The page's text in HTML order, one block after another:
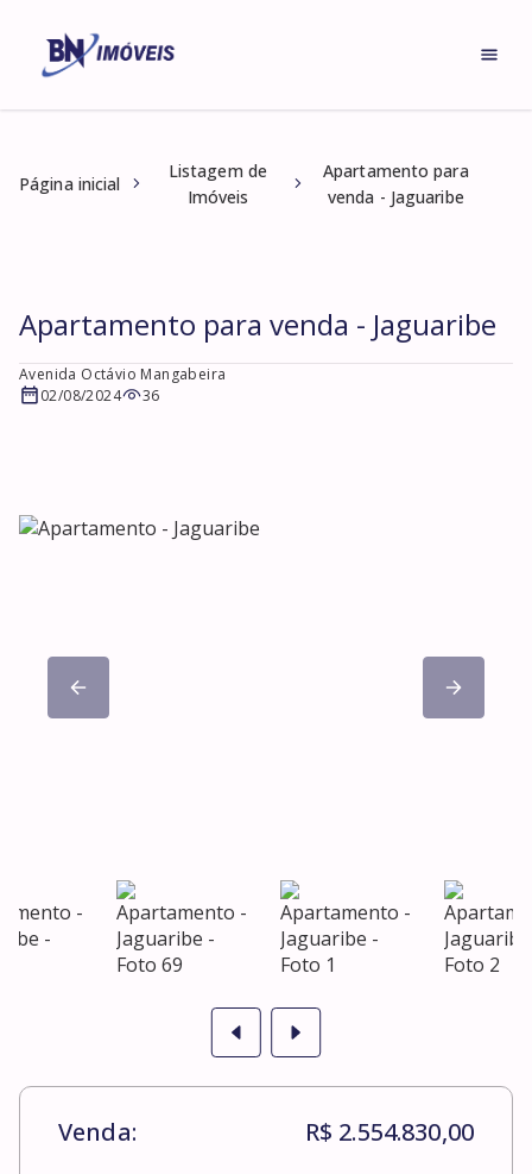
Página inicial
Listagem de
Imóveis
Apartamento para
venda - Jaguaribe
Apartamento para venda - Jaguaribe
Avenida Octávio Mangabeira
02/08/2024
36
Venda: R$ 2.554.830,00